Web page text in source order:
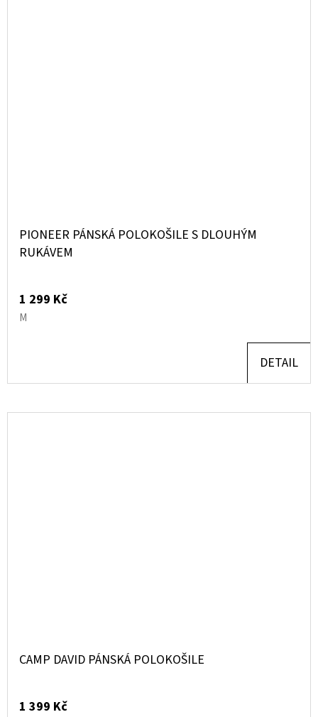
PIONEER PÁNSKÁ POLOKOŠILE S DLOUHÝM
RUKÁVEM
1 299 Kč
M
DETAIL
CAMP DAVID PÁNSKÁ POLOKOŠILE
1 399 Kč